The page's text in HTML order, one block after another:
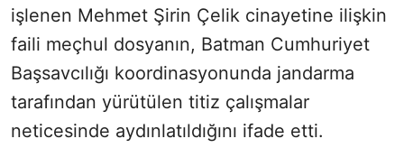
işlenen Mehmet Şirin Çelik cinayetine ilişkin
faili meçhul dosyanın, Batman Cumhuriyet
Başsavcılığı koordinasyonunda jandarma
tarafından yürütülen titiz çalışmalar
neticesinde aydınlatıldığını ifade etti.